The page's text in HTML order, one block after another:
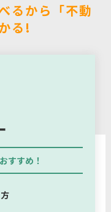
るから「不動
る!
すすめ！